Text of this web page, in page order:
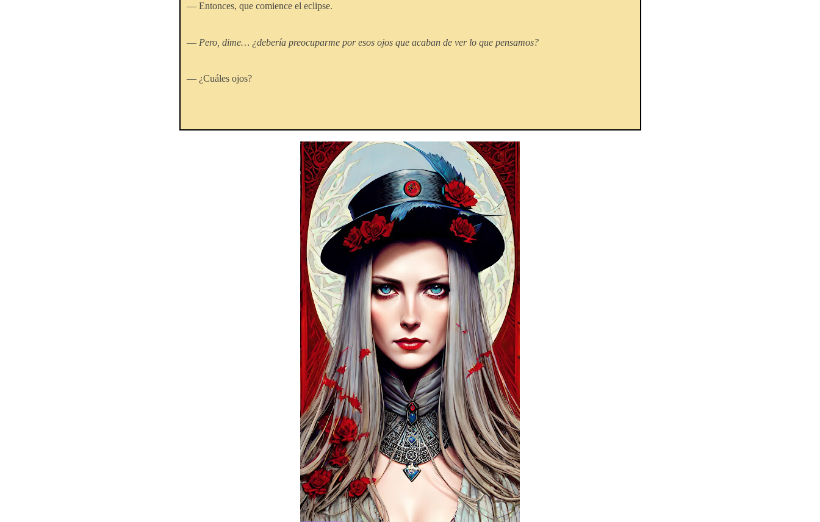
— Entonces, que comience el eclipse.
— Pero, dime… ¿debería preocuparme por esos ojos que acaban de ver lo que pensamos?
— ¿Cuáles ojos?